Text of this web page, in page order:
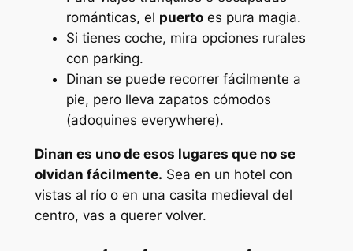
románticas, el puertoes pura magia.
Si tienes coche, mira opciones rurales
con parking.
Dinan se puede recorrer fácilmente a
pie, pero lleva zapatos cómodos
(adoquines everywhere).
Dinan es uno de esos lugares que no se
olvidan fácilmente. Sea en un hotel con
vistas al río o en una casita medieval del
centro, vas a querer volver.